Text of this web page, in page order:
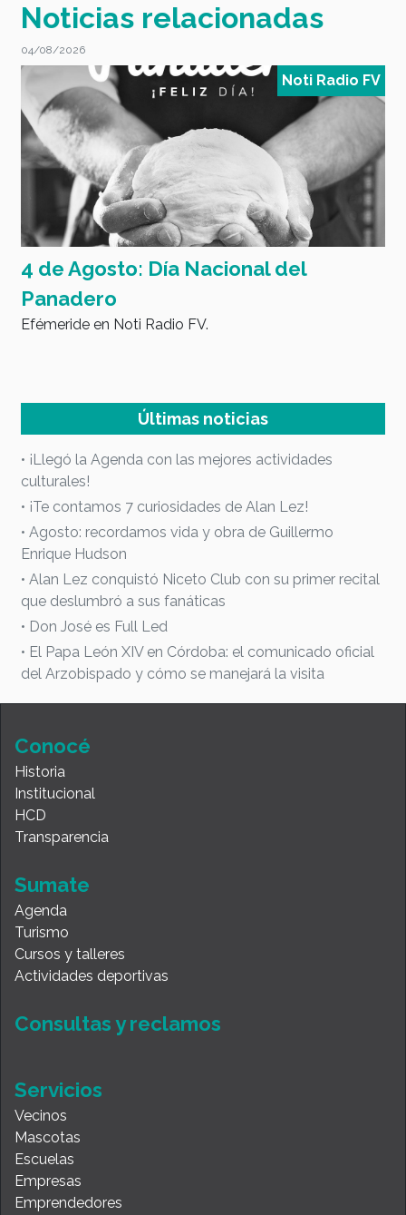
Noticias relacionadas
04/08/2026
Noti Radio FV
4 de Agosto: Día Nacional del
Panadero
Efémeride en Noti Radio FV.
Últimas noticias
• ¡Llegó la Agenda con las mejores actividades
culturales!
• ¡Te contamos 7 curiosidades de Alan Lez!
• Agosto: recordamos vida y obra de Guillermo
Enrique Hudson
• Alan Lez conquistó Niceto Club con su primer recital
que deslumbró a sus fanáticas
• Don José es Full Led
• El Papa León XIV en Córdoba: el comunicado oficial
del Arzobispado y cómo se manejará la visita
Conocé
Historia
Institucional
HCD
Transparencia
Sumate
Agenda
Turismo
Cursos y talleres
Actividades deportivas
Consultas y reclamos
Servicios
Vecinos
Mascotas
Escuelas
Empresas
Emprendedores